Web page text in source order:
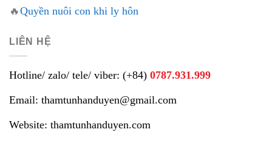
🔥Quyền nuôi con khi ly hôn
LIÊN HỆ
Hotline/ zalo/ tele/ viber: (+84) 0787.931.999
Email: thamtunhanduyen@gmail.com
Website: thamtunhanduyen.com